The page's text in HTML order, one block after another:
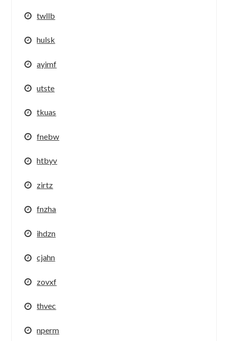
twllb
hulsk
ayimf
utste
tkuas
fnebw
htbyv
zirtz
fnzha
ihdzn
cjahn
zovxf
thvec
nperm